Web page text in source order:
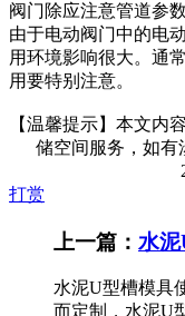
阀门除应注意管道参
由于电动阀门中的电
用环境影响很大。通
用要特别注意。
【温馨提示】本文内
储空间服务，如有
打赏
上一篇： 水
水泥U型槽模具
而定制，水泥U